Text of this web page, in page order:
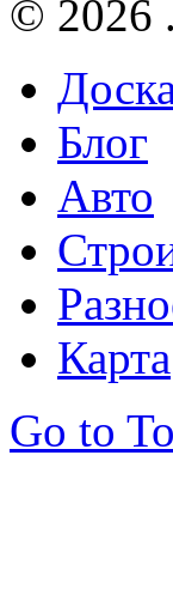
© 2026
Блог
Авто
Карта
Go to